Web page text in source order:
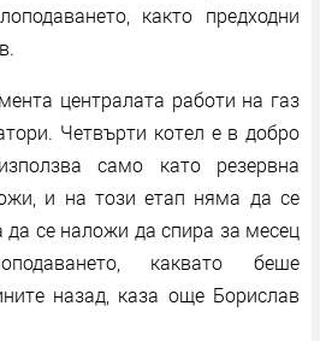
както предходни
централата работи на газ
Четвърти котел е в добро
само като резервна
и на този етап няма да се
се наложи да спира за месец
каквато беше
назад, каза още Борислав